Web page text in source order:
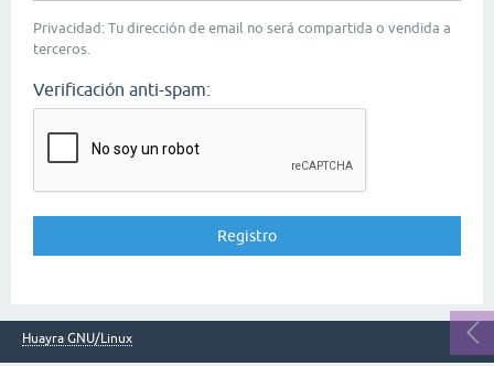
Privacidad: Tu dirección de email no será compartida o vendida a
terceros.
Verificación anti-spam:
Huayra GNU/Linux